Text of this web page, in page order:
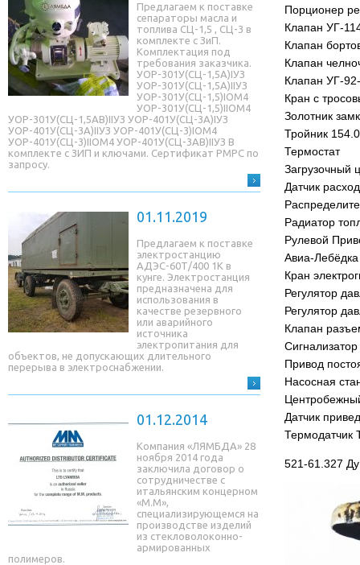
Предлагаем к поставке
сепараторы масла и
топлива СЦ-1,5 , СЦ-3 в
комплекте с ЗиП.
Комплектация под
требования заказчика.
УОР-301У(СЦ-1,5A)IУЗ
УОР-301У(СЦ-1,5A)IIУЗ
УОР-301У(СЦ-1,5)IОМ4
УОР-301У(СЦ-1,5)IIОМ4
УОР-301У(СЦ-1,5AB)IIУЗ УОР-401У(СЦ-3A)IУЗ
УОР-401У(СЦ-3A)IIУЗ УОР-401У(СЦ-3)IОМ4
УОР-401У(СЦ-3)IIОМ4 УОР-401У(СЦ-3AB)IIУЗ В
комплекте с ЗИП и ключами. Сертификат РМРС по
запросу.
01.11.2019
Предлагаем к поставке
электростанцию
АДЭС-60Т/400 1К в
кунге. Электростанция
предназначена для
использования в
качестве резервного
или аварийного
источника
электропитания для
объектов, не допускающих длительного
перерыва в электроснабжении.
01.12.2014
Компания «ЛЯМБДА» 28
ноября 2014 года
заключила договор о
сотрудничестве с
итальянским концерном
«М.М»,
специализирующемся на
производстве изделий
из стекловолоконно-
армированных
полимеров.
Порционер
Клапан УГ-
Клапан
Клапан
Клапан УГ-
Кран с
Золотник
Тройник
Термостат
Загрузочный
Датчик
Радиатор
Рулевой
Авиа-
Кран
Регулятор
Регулятор
Клапан
Привод
Насосная
Датчик
Термодатчик
521-61.327